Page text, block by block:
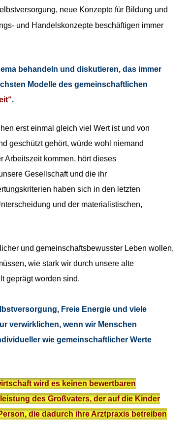
neue Konzepte für Bildung und
und Handelskonzepte beschäftigen immer
behandeln und diskutieren, das immer
Modelle des gemeinschaftlichen
.
erst einmal gleich viel Wert ist und von
geschützt gehört, würde wohl niemand
Arbeitszeit kommen, hört dieses
Gesellschaft und die ihr
haben sich in den letzten
und der materialistischen,
und gemeinschaftsbewusster Leben wollen,
wie stark wir durch unsere alte
geprägt worden sind.
Freie Energie und viele
verwirklichen, wenn wir Menschen
wie gemeinschaftlicher Werte
wird es keinen bewertbaren
des Großvaters, der auf die Kinder
die dadurch ihre Arztpraxis betreiben